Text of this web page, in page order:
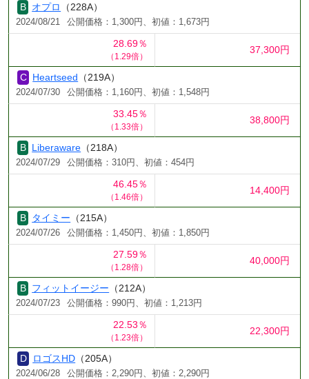
オプロ （228A）
2024/08/21 公開価格：1,300円、初値：1,673円
28.69％
（1.29倍）
37,300円
Heartseed （219A）
2024/07/30 公開価格：1,160円、初値：1,548円
33.45％
（1.33倍）
38,800円
Liberaware （218A）
2024/07/29 公開価格：310円、初値：454円
46.45％
（1.46倍）
14,400円
タイミー （215A）
2024/07/26 公開価格：1,450円、初値：1,850円
27.59％
（1.28倍）
40,000円
フィットイージー （212A）
2024/07/23 公開価格：990円、初値：1,213円
22.53％
（1.23倍）
22,300円
ロゴスHD （205A）
2024/06/28 公開価格：2,290円、初値：2,290円